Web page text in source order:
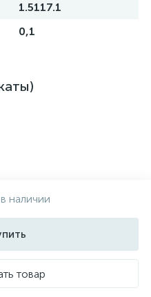
1.5117.1
0,1
наличии
товар